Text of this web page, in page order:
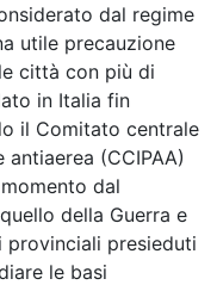
dal regime
utile precauzione
città con più di
in Italia fin
il Comitato centrale
(CCIPAA)
dal
della Guerra e
presieduti
le basi